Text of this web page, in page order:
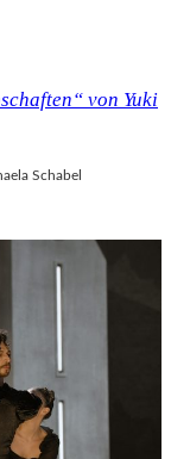
von Yuki
Schabel